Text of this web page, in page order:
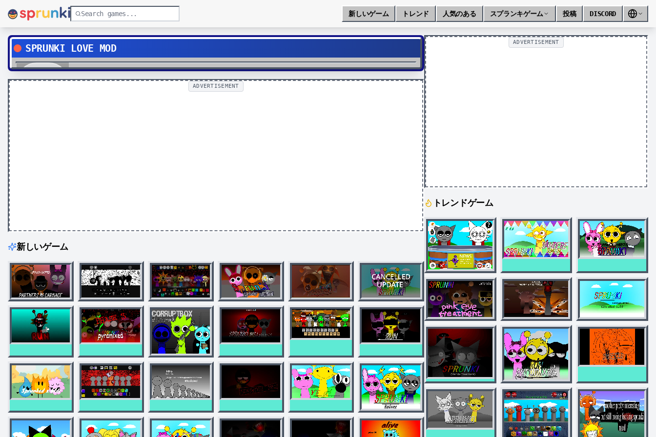
新しいゲーム トレンド 人気のある スプランキゲーム 投稿 DISCORD
SPRUNKI LOVE MOD
Play ADVERTISEMENT
新しいゲーム
ADVERTISEMENT
トレンドゲーム